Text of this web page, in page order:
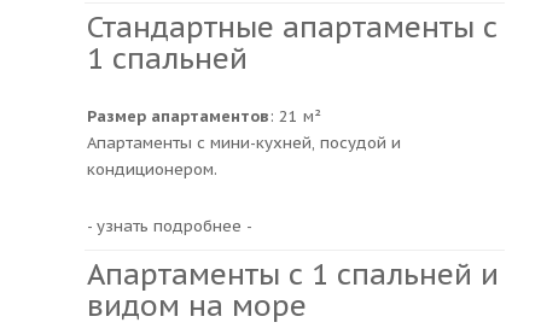
Стандартные апартаменты с
1 спальней
Размер апартаментов: 21 м²
Апартаменты с мини-кухней, посудой и
кондиционером.
- узнать подробнее -
Апартаменты с 1 спальней и
видом на море